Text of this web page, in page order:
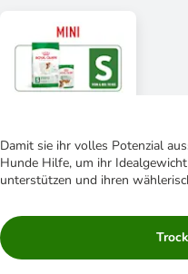
Damit sie ihr volles Potenzial
Hunde Hilfe, um ihr
unterstützen und ihren